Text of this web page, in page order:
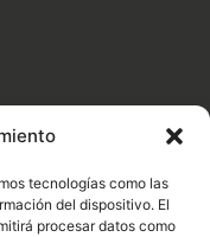
tecnologías como las
del dispositivo. El
procesar datos como